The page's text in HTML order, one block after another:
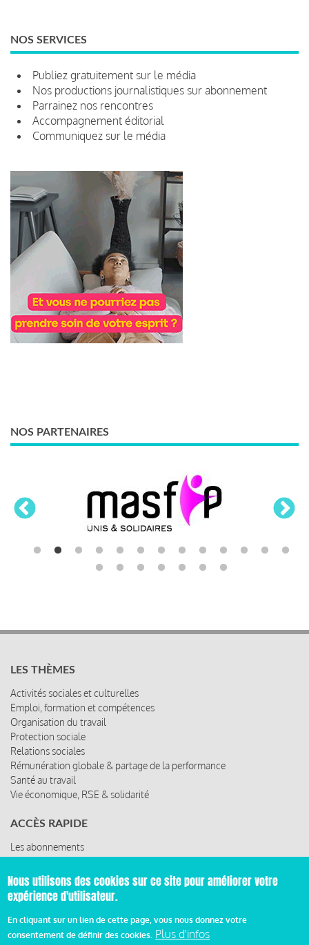
NOS SERVICES
Publiez gratuitement sur le média
Nos productions journalistiques sur abonnement
Parrainez nos rencontres
Accompagnement éditorial
Communiquez sur le média
NOS PARTENAIRES
LES THÈMES
Activités sociales et culturelles
Emploi, formation et compétences
Organisation du travail
Protection sociale
Relations sociales
Rémunération globale & partage de la performance
Santé au travail
Vie économique, RSE & solidarité
ACCÈS RAPIDE
Les abonnements
Les ressources
© 2019 Miroir Social - Réalisé parCafffeine
Nous utilisons des cookies sur ce site pour améliorer votre
expérience d'utilisateur.
En cliquant sur un lien de cette page, vous nous donnez votre
consentement de définir des cookies. Plus d'infos